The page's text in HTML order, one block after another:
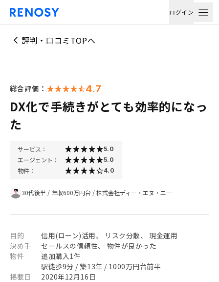
ログイン
評判・口コミTOPへ
総合評価： 4.7
DX化で手続きがとても効率的になっ
た
サービス： 5.0
エージェント： 5.0
物件： 4.0
30代後半 / 年収600万円台 /株式会社ディー・エヌ・エー
目的
信用(ローン)活用、 リスク分散、 現金運用
決め手
セールスの信頼性、 物件が良かった
物件
追加購入1件
駅徒歩9分 / 築13年 / 1000万円台前半
掲載日
2020年12月16日